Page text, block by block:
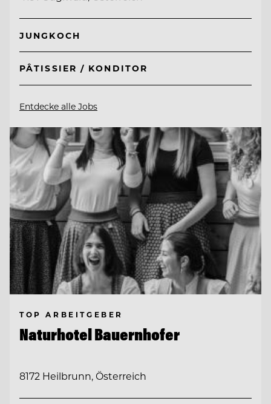
JUNGKOCH
PÂTISSIER / KONDITOR
Entdecke alle Jobs
TOP ARBEITGEBER
Naturhotel Bauernhofer
8172 Heilbrunn, Österreich